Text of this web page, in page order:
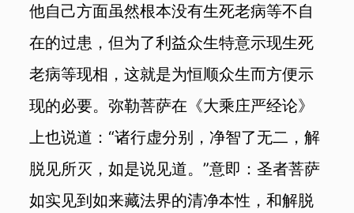
他自己方面虽然根本没有生死老病等不自
在的过患，但为了利益众生特意示现生死
老病等现相，这就是为恒顺众生而方便示
现的必要。弥勒菩萨在《大乘庄严经论》
上也说道：“诸行虚分别，净智了无二，解
脱见所灭，如是说见道。”意即：圣者菩萨
如实见到如来藏法界的清净本性，和解脱